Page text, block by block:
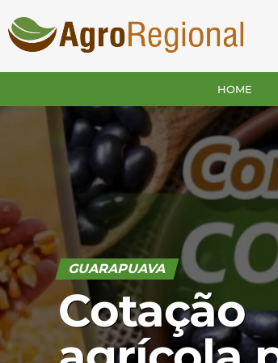
HOME
GUARAPUAVA
Cotação